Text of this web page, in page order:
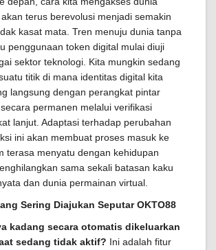
terus berevolusi menjadi semakin
kasat mata. Tren menuju dunia tanpa
penggunaan token digital mulai diuji
sektor teknologi. Kita mungkin sedang
titik di mana identitas digital kita
langsung dengan perangkat pintar
permanen melalui verifikasi
lanjut. Adaptasi terhadap perubahan
ini akan membuat proses masuk ke
terasa menyatu dengan kehidupan
sama sekali batasan kaku
dan dunia permainan virtual.
Sering Diajukan Seputar OKTO88
kadang secara otomatis dikeluarkan
sedang tidak aktif? Ini adalah fitur